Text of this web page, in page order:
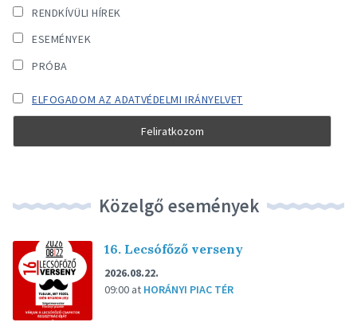
RENDKÍVÜLI HÍREK
ESEMÉNYEK
PRÓBA
ELFOGADOM AZ ADATVÉDELMI IRÁNYELVET
Közelgő események
16. Lecsófőző verseny
2026.08.22.
09:00 at HORÁNYI PIAC TÉR